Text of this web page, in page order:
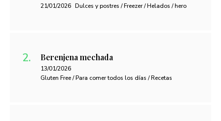
21/01/2026 Dulces y postres / Freezer / Helados / hero
Berenjena mechada
13/01/2026
Gluten Free / Para comer todos los días / Recetas